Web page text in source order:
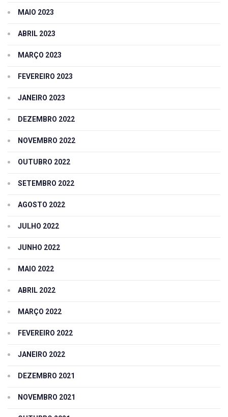
MAIO 2023
ABRIL 2023
MARÇO 2023
FEVEREIRO 2023
JANEIRO 2023
DEZEMBRO 2022
NOVEMBRO 2022
OUTUBRO 2022
SETEMBRO 2022
AGOSTO 2022
JULHO 2022
JUNHO 2022
MAIO 2022
ABRIL 2022
MARÇO 2022
FEVEREIRO 2022
JANEIRO 2022
DEZEMBRO 2021
NOVEMBRO 2021